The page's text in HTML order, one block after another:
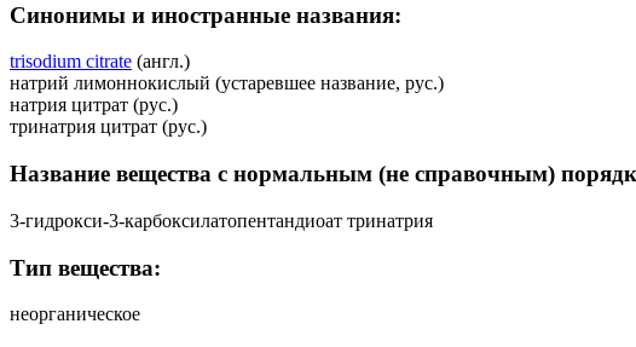
Синонимы и иностранные названия:
trisodium citrate (англ.)
натрий лимоннокислый (устаревшее название, рус.)
натрия цитрат (рус.)
тринатрия цитрат (рус.)
Название вещества с нормальным (не справочным)
3-гидрокси-3-карбоксилатопентандиоат тринатрия
Тип вещества:
неорганическое